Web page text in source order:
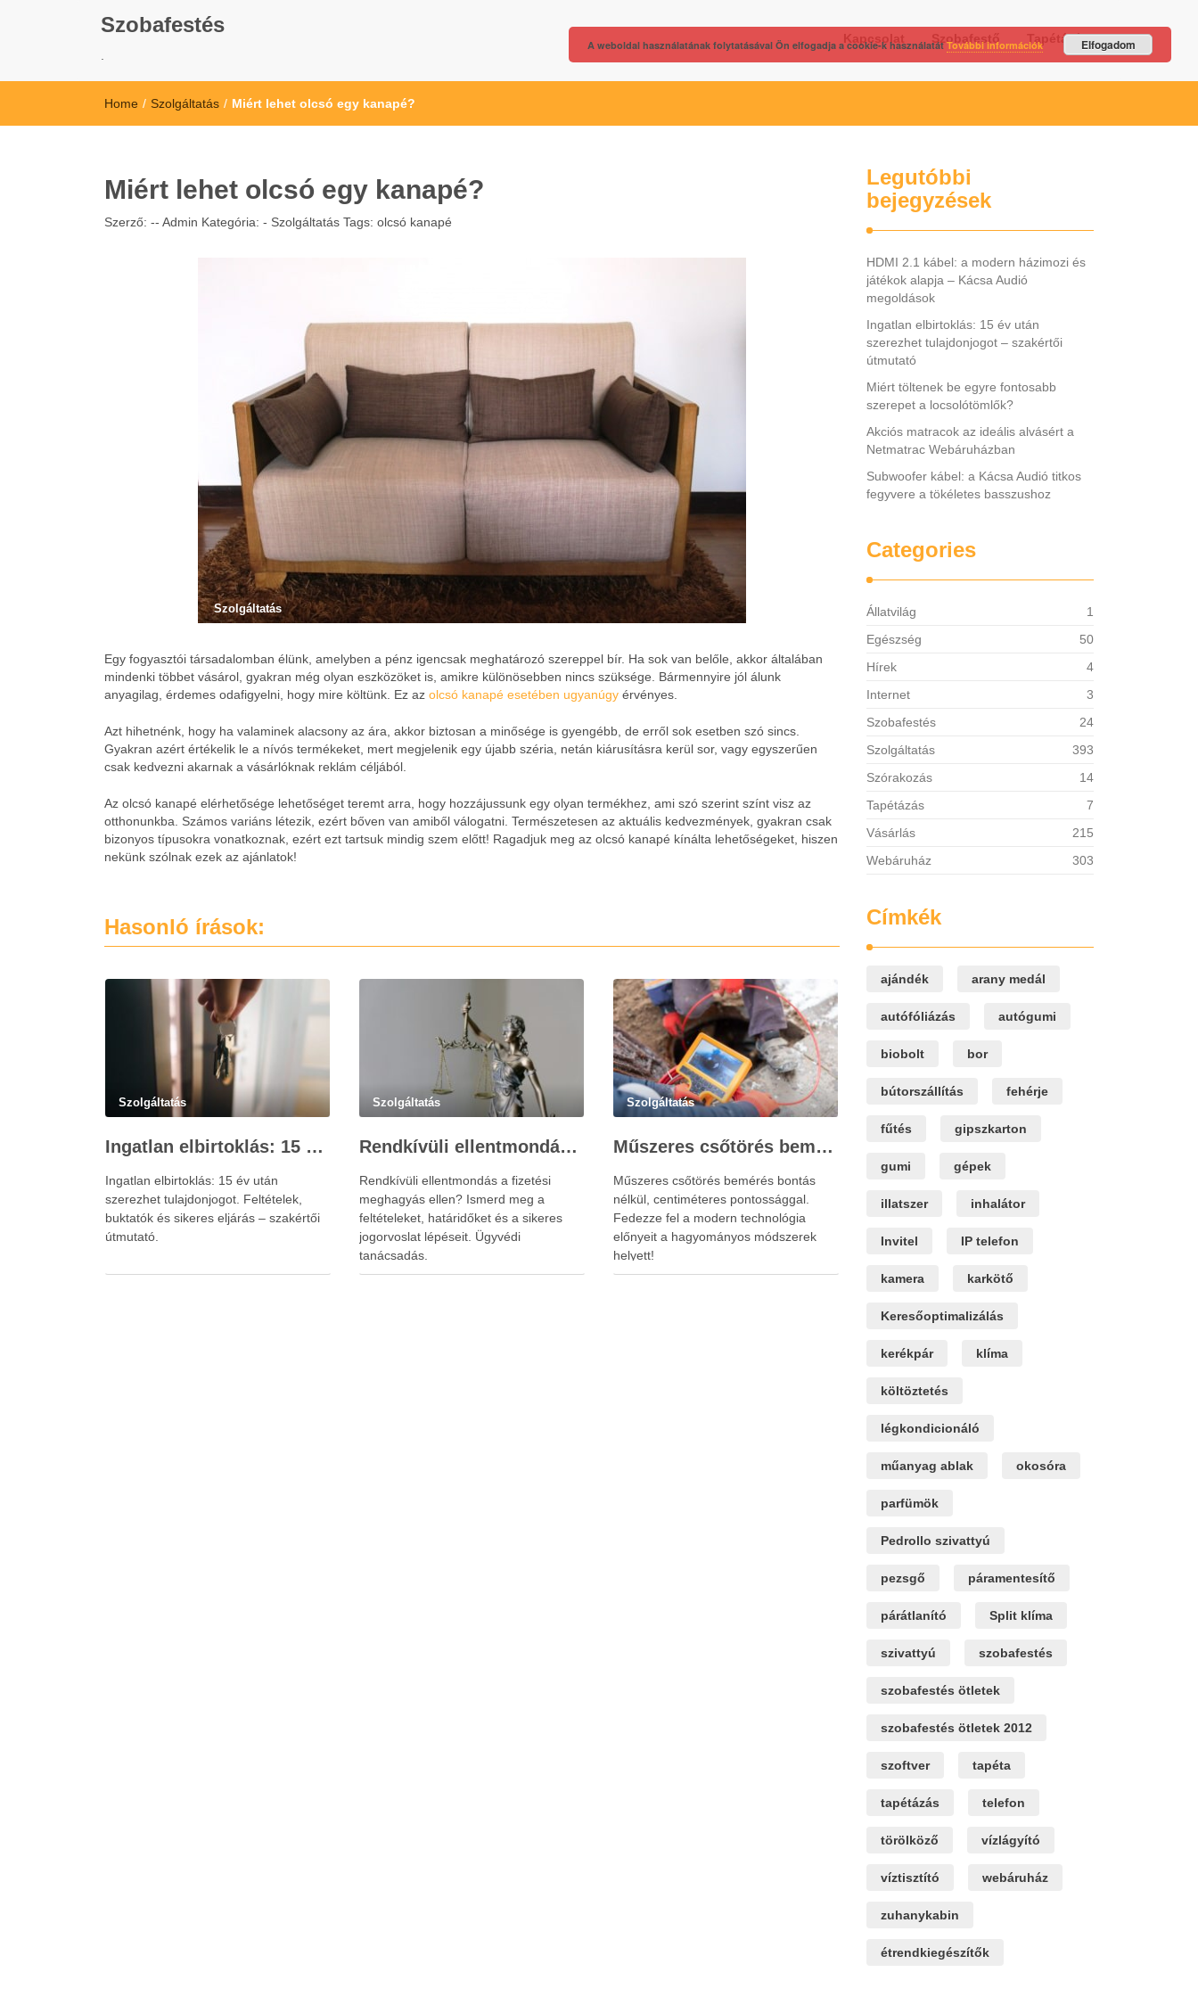
Szobafestés
Kapcsolat Szobafestő Tapétázás
Home / Szolgáltatás / Miért lehet olcsó egy kanapé?
Miért lehet olcsó egy kanapé?
Szerző: -- Admin Kategória: - Szolgáltatás Tags: olcsó kanapé
Szolgáltatás
Egy fogyasztói társadalomban élünk, amelyben a pénz igencsak meghatározó szereppel bír. Ha sok van belőle, akkor általában
mindenki többet vásárol, gyakran még olyan eszközöket is, amikre különösebben nincs szüksége. Bármennyire jól álunk
anyagilag, érdemes odafigyelni, hogy mire költünk. Ez az olcsó kanapé esetében ugyanúgy érvényes.
Azt hihetnénk, hogy ha valaminek alacsony az ára, akkor biztosan a minősége is gyengébb, de erről sok esetben szó sincs.
Gyakran azért értékelik le a nívós termékeket, mert megjelenik egy újabb széria, netán kiárusításra kerül sor, vagy egyszerűen
csak kedvezni akarnak a vásárlóknak reklám céljából.
Az olcsó kanapé elérhetősége lehetőséget teremt arra, hogy hozzájussunk egy olyan termékhez, ami szó szerint színt visz az
otthonunkba. Számos variáns létezik, ezért bőven van amiből válogatni. Természetesen az aktuális kedvezmények, gyakran csak
bizonyos típusokra vonatkoznak, ezért ezt tartsuk mindig szem előtt! Ragadjuk meg az olcsó kanapé kínálta lehetőségeket, hiszen
nekünk szólnak ezek az ajánlatok!
Hasonló írások:
Szolgáltatás
Ingatlan elbirtoklás: 15 év után szerezhet tulajdonjogot – szakértői útmutató
Ingatlan elbirtoklás: 15 év után
szerezhet tulajdonjogot. Feltételek,
buktatók és sikeres eljárás – szakértői
útmutató.
Szolgáltatás
Rendkívüli ellentmondás fizetési meghagyás ellen – Újváry Zsolt Ügyvédi Iroda
Rendkívüli ellentmondás a fizetési
meghagyás ellen? Ismerd meg a
feltételeket, határidőket és a sikeres
jogorvoslat lépéseit. Ügyvédi
tanácsadás.
Szolgáltatás
Műszeres csőtörés bemérés a Nívógáz Hungária Kft.-vel
Műszeres csőtörés bemérés bontás
nélkül, centiméteres pontossággal.
Fedezze fel a modern technológia
előnyeit a hagyományos módszerek
helyett!
Legutóbbi
bejegyzések
HDMI 2.1 kábel: a modern házimozi és
játékok alapja – Kácsa Audió
megoldások
Ingatlan elbirtoklás: 15 év után
szerezhet tulajdonjogot – szakértői
útmutató
Miért töltenek be egyre fontosabb
szerepet a locsolótömlők?
Akciós matracok az ideális alvásért a
Netmatrac Webáruházban
Subwoofer kábel: a Kácsa Audió titkos
fegyvere a tökéletes basszushoz
Categories
Állatvilág
1
Egészség
50
Hírek
4
Internet
3
Szobafestés
24
Szolgáltatás
393
Szórakozás
14
Tapétázás
7
Vásárlás
215
Webáruház
303
Címkék
ajándék arany medál
autófóliázás autógumi
biobolt bor
bútorszállítás fehérje
fűtés gipszkarton
gumi gépek
illatszer inhalátor
Invitel IP telefon
kamera karkötő
Keresőoptimalizálás
kerékpár klíma
költöztetés
légkondicionáló
műanyag ablak okosóra
parfümök
Pedrollo szivattyú
pezsgő páramentesítő
párátlanító Split klíma
szivattyú szobafestés
szobafestés ötletek
szobafestés ötletek 2012
szoftver tapéta
tapétázás telefon
törölköző vízlágyító
víztisztító webáruház
zuhanykabin
étrendkiegészítők
A weboldal használatának folytatásával Ön elfogadja a cookie-k használatátTovábbi információk Elfogadom